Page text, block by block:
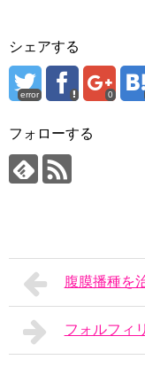
シェアする
error 0
フォローする
腹膜播種を
フォルフィ